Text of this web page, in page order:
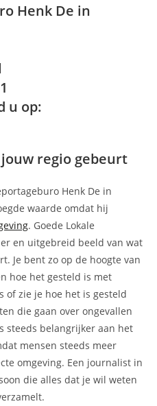
Henk De in
u op:
regio gebeurt
Henk De in
waarde omdat hij
. Goede Lokale
en uitgebreid beeld van wat
Je bent zo op de hoogte van
hoe het gesteld is met
of zie je hoe het is gesteld
die gaan over ongevallen
steeds belangrijker aan het
mensen steeds meer
omgeving. Een journalist in
die alles dat je wil weten